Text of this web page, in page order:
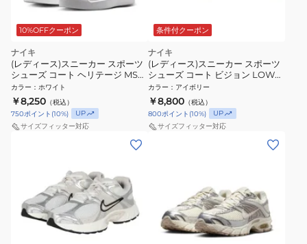
10%OFFクーポン
ナイキ
(レディース)スニーカー スポーツ
シューズ コート ヘリテージ MS
ホワイト IM7529-101
カラー ： ホワイト
￥8,250 （税込）
750ポイント (10%)
UP
サイズフィッター対応
条件付クーポン
ナイキ
(レディース)スニーカー スポーツ
シューズ コート ビジョン LOW
スエード アイボリー IQ9757-001
カジュアル スポーツ シューズ
カラー ： アイボリー
￥8,800 （税込）
800ポイント (10%)
UP
サイズフィッター対応